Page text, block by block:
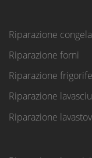
Riparazione
Riparazione forni
Riparazione
Riparazione
Riparazione